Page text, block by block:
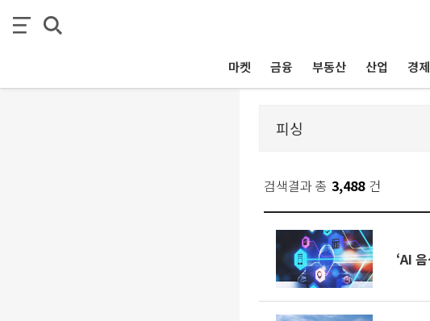
마켓 금융 부동산 산업 경제
검색결과 총 3,488 건
‘AI